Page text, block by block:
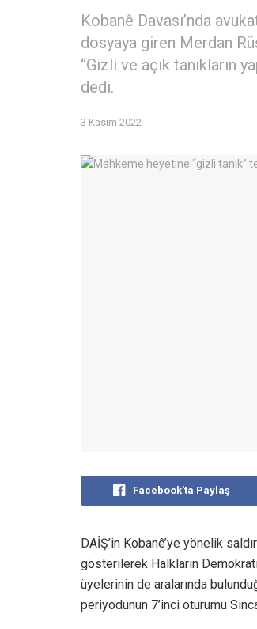
Kobanê Davası’nda
dosyaya giren Merdan
“Gizli ve açık tanıkların
dedi.
3 Kasım 2022
Facebook'ta Paylaş
DAİŞ’in Kobanê’ye yönelik
gösterilerek Halkların
üyelerinin de aralarında
periyodunun 7’inci oturumu